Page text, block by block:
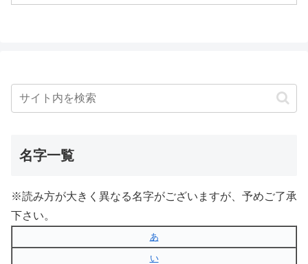
名字一覧
※読み方が大きく異なる名字がございますが、予めご了承
下さい。
あ
い